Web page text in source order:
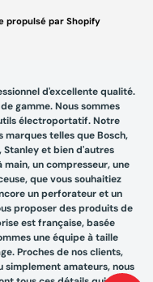
propulsé par Shopify
d'excellente qualité.
gamme. Nous sommes
électroportatif. Notre
telles que Bosch,
Stanley et bien d'autres
main, un compresseur, une
que vous souhaitiez
un perforateur et un
proposer des produits de
est française, basée
une équipe à taille
Proches de nos clients,
simplement amateurs, nous